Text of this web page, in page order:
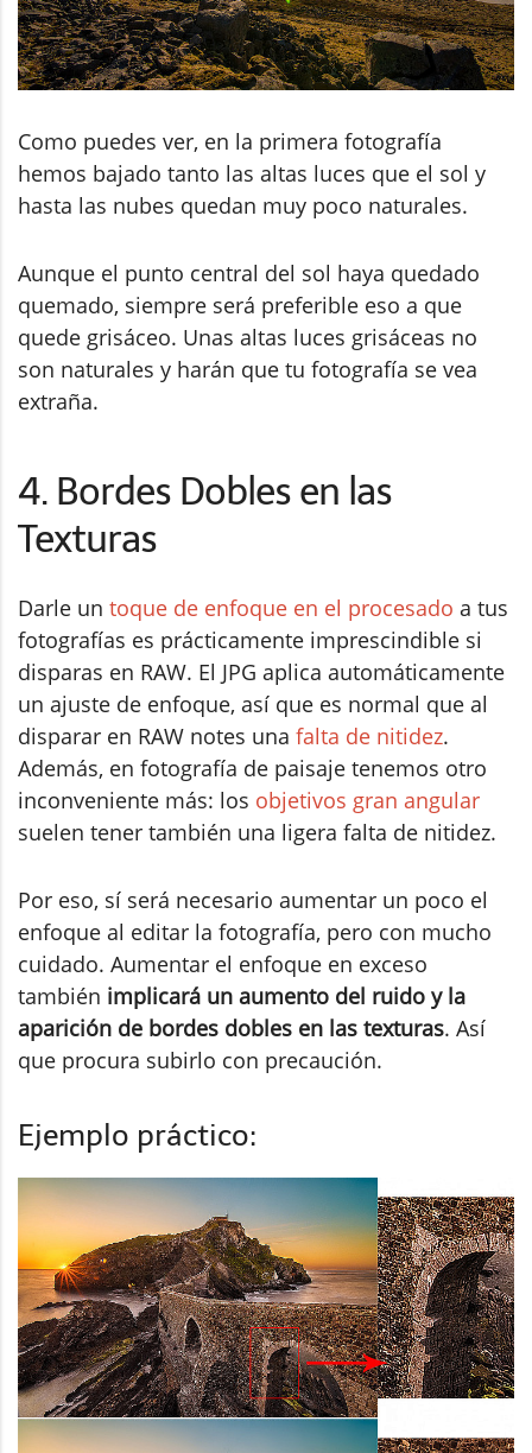
Como puedes ver, en la primera fotografía
hemos bajado tanto las altas luces que el sol y
hasta las nubes quedan muy poco naturales.
Aunque el punto central del sol haya quedado
quemado, siempre será preferible eso a que
quede grisáceo. Unas altas luces grisáceas no
son naturales y harán que tu fotografía se vea
extraña.
4. Bordes Dobles en las
Texturas
Darle un toque de enfoque en el procesado a tus
fotografías es prácticamente imprescindible si
disparas en RAW. El JPG aplica automáticamente
un ajuste de enfoque, así que es normal que al
disparar en RAW notes una falta de nitidez.
Además, en fotografía de paisaje tenemos otro
inconveniente más: los objetivos gran angular
suelen tener también una ligera falta de nitidez.
Por eso, sí será necesario aumentar un poco el
enfoque al editar la fotografía, pero con mucho
cuidado. Aumentar el enfoque en exceso
también implicará un aumento del ruido y la
aparición de bordes dobles en las texturas. Así
que procura subirlo con precaución.
Ejemplo práctico: